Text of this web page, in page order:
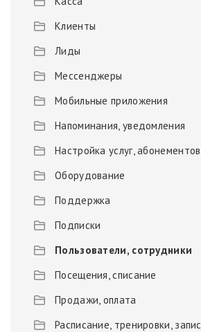
Клиенты
Лиды
Мессенджеры
Мобильные приложения
Напоминания, уведомления
Настройка услуг,
Оборудование
Поддержка
Подписки
Пользователи, сотрудники
Посещения, списание
Продажи, оплата
Расписание, тренировки,